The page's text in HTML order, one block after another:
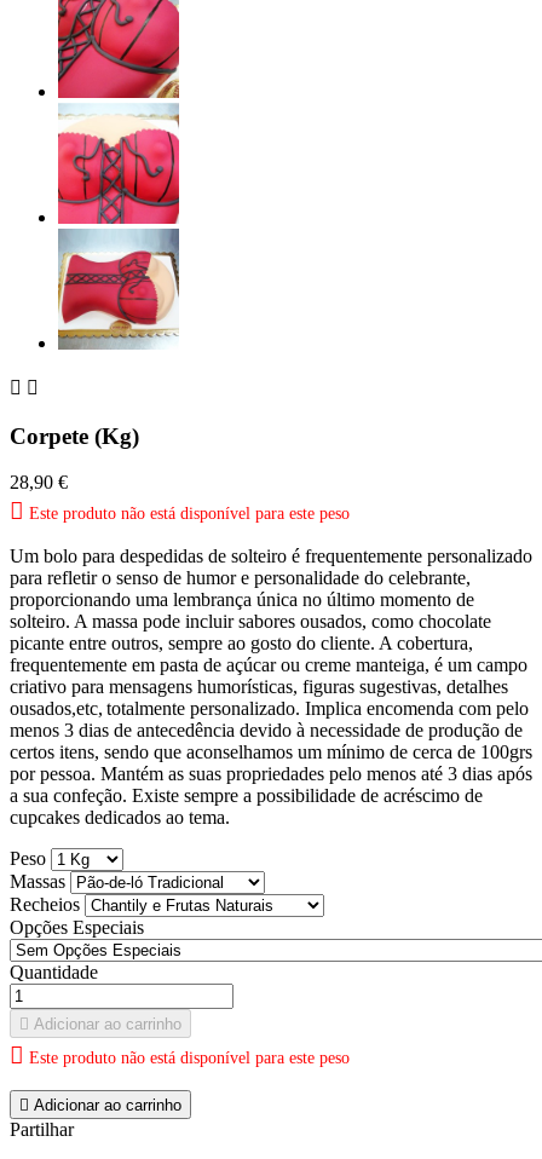
 
Corpete (Kg)
28,90 €
 Este produto não está disponível para este peso
Um bolo para despedidas de solteiro é frequentemente personalizado
para refletir o senso de humor e personalidade do celebrante,
proporcionando uma lembrança única no último momento de
solteiro. A massa pode incluir sabores ousados, como chocolate
picante entre outros, sempre ao gosto do cliente. A cobertura,
frequentemente em pasta de açúcar ou creme manteiga, é um campo
criativo para mensagens humorísticas, figuras sugestivas, detalhes
ousados,etc, totalmente personalizado. Implica encomenda com pelo
menos 3 dias de antecedência devido à necessidade de produção de
certos itens, sendo que aconselhamos um mínimo de cerca de 100grs
por pessoa. Mantém as suas propriedades pelo menos até 3 dias após
a sua confeção. Existe sempre a possibilidade de acréscimo de
cupcakes dedicados ao tema.
Peso
Massas
Recheios
Opções Especiais
Quantidade
 Adicionar ao carrinho
 Este produto não está disponível para este peso
 Adicionar ao carrinho
Partilhar